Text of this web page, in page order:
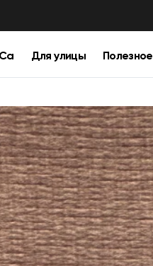
Для улицы Полезное